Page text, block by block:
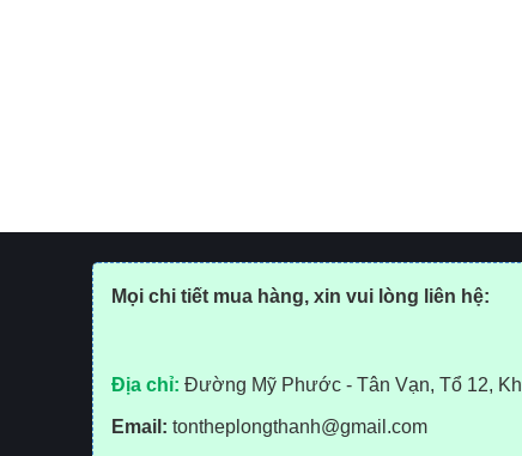
Mọi chi tiết mua hàng, xin vui lòng liên hệ:
Địa chỉ: Đường Mỹ Phước - Tân Vạn, Tổ 12,
Email: tontheplongthanh@gmail.com